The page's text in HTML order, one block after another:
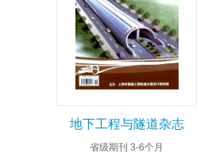
地下工程与隧道杂志
省级期刊 3-6个月